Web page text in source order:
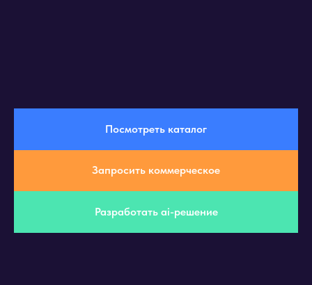
Посмотреть каталог
Запросить коммерческое
Разработать ai-решение